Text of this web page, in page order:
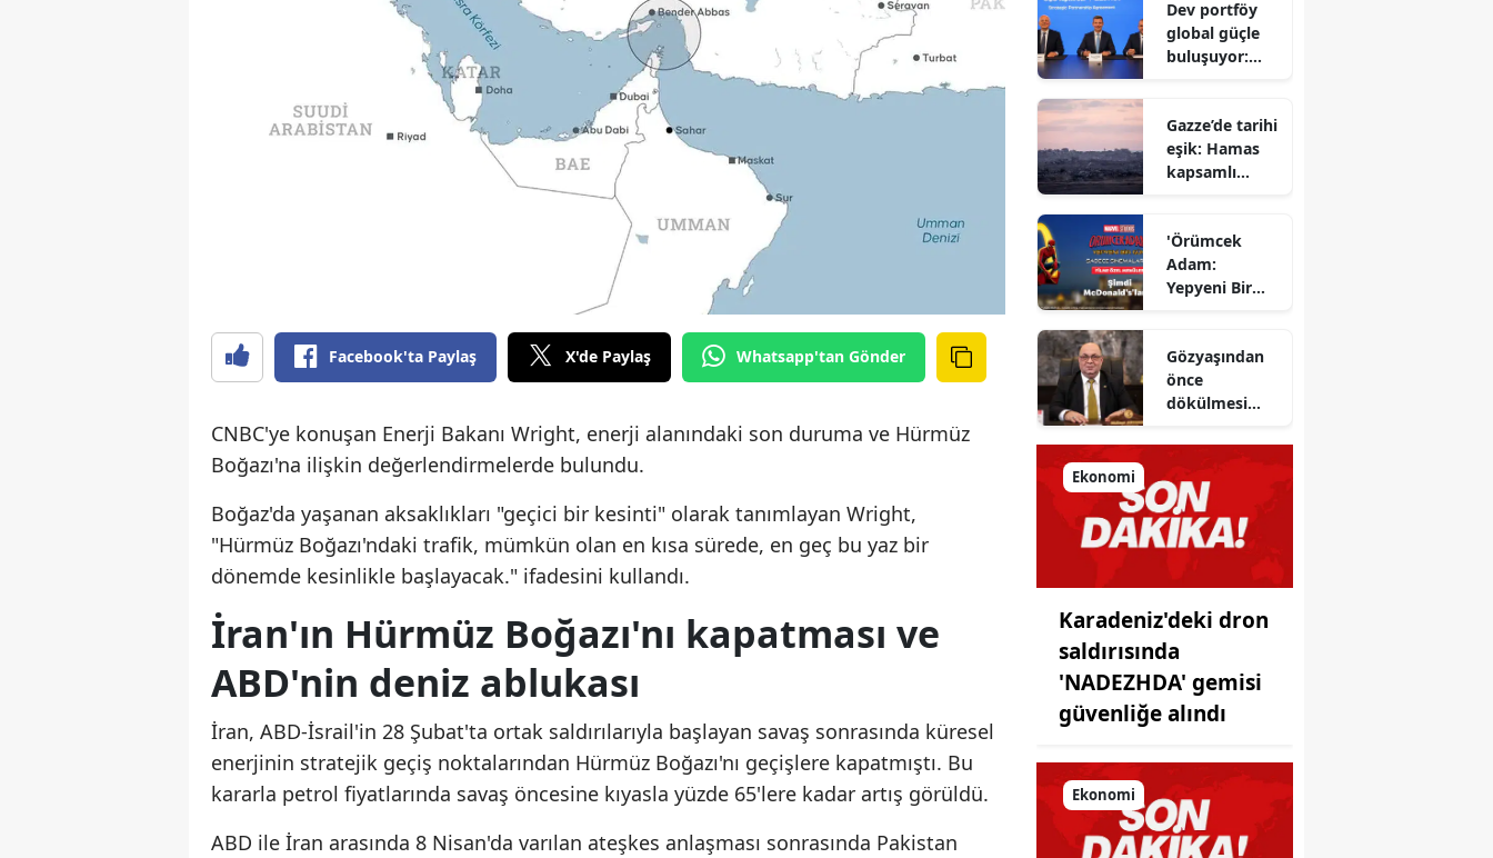
Facebook'ta Paylaş X'de Paylaş Whatsapp'tan Gönder
CNBC'ye konuşan Enerji Bakanı Wright, enerji alanındaki son duruma ve Hürmüz
Boğazı'na ilişkin değerlendirmelerde bulundu.
Boğaz'da yaşanan aksaklıkları "geçici bir kesinti" olarak tanımlayan Wright,
"Hürmüz Boğazı'ndaki trafik, mümkün olan en kısa sürede, en geç bu yaz bir
dönemde kesinlikle başlayacak." ifadesini kullandı.
İran'ın Hürmüz Boğazı'nı kapatması ve
ABD'nin deniz ablukası
İran, ABD-İsrail'in 28 Şubat'ta ortak saldırılarıyla başlayan savaş sonrasında küresel
enerjinin stratejik geçiş noktalarından Hürmüz Boğazı'nı geçişlere kapatmıştı. Bu
kararla petrol fiyatlarında savaş öncesine kıyasla yüzde 65'lere kadar artış görüldü.
ABD ile İran arasında 8 Nisan'da varılan ateşkes anlaşması sonrasında Pakistan
Bakanı
gizlenen
detayları
Dev portföy
global güçle
buluşuyor:
sıkıştı
Gazze’de tarihi
eşik: Hamas
kapsamlı
onayladı
'Örümcek
Adam:
Yepyeni Bir
şimdi
McDonald’s
Türkiye’de
Gözyaşından
önce
dökülmesi
Tarihin
milletlerin
önüne
koyduğu
ayna!
Ekonomi
Karadeniz'deki dron
saldırısında
'NADEZHDA' gemisi
güvenliğe alındı
Ekonomi